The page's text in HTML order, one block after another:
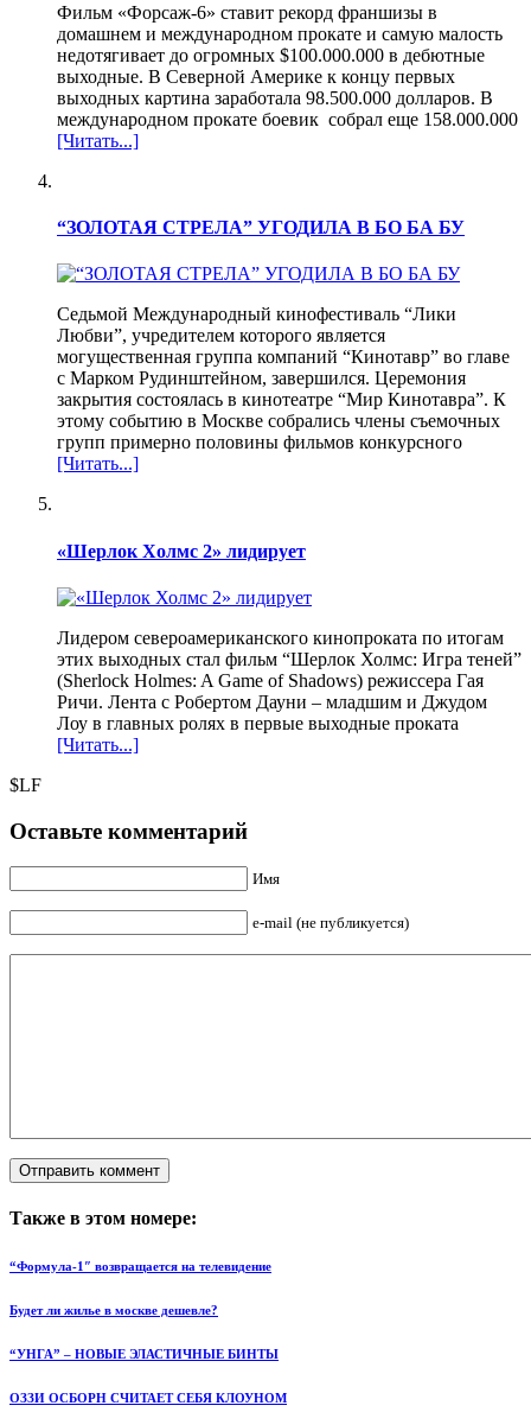
Фильм «Форсаж-6» ставит рекорд франшизы в
домашнем и международном прокате и самую малость
недотягивает до огромных $100.000.000 в дебютные
выходные. В Северной Америке к концу первых
выходных картина заработала 98.500.000 долларов. В
международном прокате боевик собрал еще 158.000.000
[Читать...]
“ЗОЛОТАЯ СТРЕЛА” УГОДИЛА В БО БА БУ
Седьмой Международный кинофестиваль “Лики
Любви”, учредителем которого является
могущественная группа компаний “Кинотавр” во главе
с Марком Рудинштейном, завершился. Церемония
закрытия состоялась в кинотеатре “Мир Кинотавра”. К
этому событию в Москве собрались члены съемочных
групп примерно половины фильмов конкурсного
[Читать...]
«Шерлок Холмс 2» лидирует
Лидером североамериканского кинопроката по итогам
этих выходных стал фильм “Шерлок Холмс: Игра теней”
(Sherlock Holmes: A Game of Shadows) режиссера Гая
Ричи. Лента с Робертом Дауни – младшим и Джудом
Лоу в главных ролях в первые выходные проката
[Читать...]
$LF
Оставьте комментарий
Имя
e-mail (не публикуется)
Также в этом номере:
“Формула-1″ возвращается на телевидение
Будет ли жилье в москве дешевле?
“УНГА” – НОВЫЕ ЭЛАСТИЧНЫЕ БИНТЫ
ОЗЗИ ОСБОРН СЧИТАЕТ СЕБЯ КЛОУНОМ